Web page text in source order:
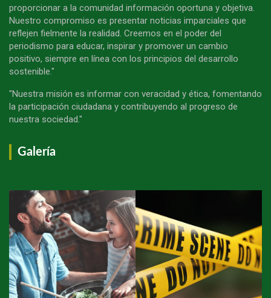
proporcionar a la comunidad información oportuna y objetiva.
Nuestro compromiso es presentar noticias imparciales que
reflejen fielmente la realidad. Creemos en el poder del
periodismo para educar, inspirar y promover un cambio
positivo, siempre en línea con los principios del desarrollo
sostenible."
"Nuestra misión es informar con veracidad y ética, fomentando
la participación ciudadana y contribuyendo al progreso de
nuestra sociedad."
Galería